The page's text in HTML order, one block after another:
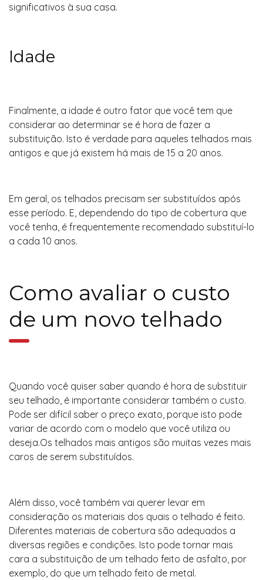
significativos à sua casa.
Idade
Finalmente, a idade é outro fator que você tem que
considerar ao determinar se é hora de fazer a
substituição. Isto é verdade para aqueles telhados mais
antigos e que já existem há mais de 15 a 20 anos.
Em geral, os telhados precisam ser substituídos após
esse período. E, dependendo do tipo de cobertura que
você tenha, é frequentemente recomendado substituí-lo
a cada 10 anos.
Como avaliar o custo
de um novo telhado
Quando você quiser saber quando é hora de substituir
seu telhado, é importante considerar também o custo.
Pode ser difícil saber o preço exato, porque isto pode
variar de acordo com o modelo que você utiliza ou
deseja.Os telhados mais antigos são muitas vezes mais
caros de serem substituídos.
Além disso, você também vai querer levar em
consideração os materiais dos quais o telhado é feito.
Diferentes materiais de cobertura são adequados a
diversas regiões e condições. Isto pode tornar mais
cara a substituição de um telhado feito de asfalto, por
exemplo, do que um telhado feito de metal.